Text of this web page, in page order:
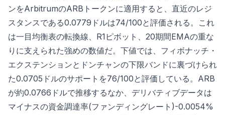
ンをArbitrumのARBトークンに適用すると、直近のレジ
スタンスである0.0779ドルは74/100と評価される。これ
は一目均衡表の転換線、R1ピボット、20期間EMAの重な
りに支えられた強めの数値だ。下値では、フィボナッチ・
エクステンションとドンチャンの下限バンドに裏づけられ
た0.0705ドルのサポートを76/100と評価している。ARB
が約0.0766ドルで推移するなか、デリバティブデータは
マイナスの資金調達率(ファンディングレート)-0.0054%